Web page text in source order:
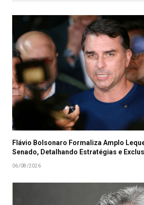
Flávio Bolsonaro Formaliza Amplo
Senado, Detalhando Estratégias e
06/08/2026